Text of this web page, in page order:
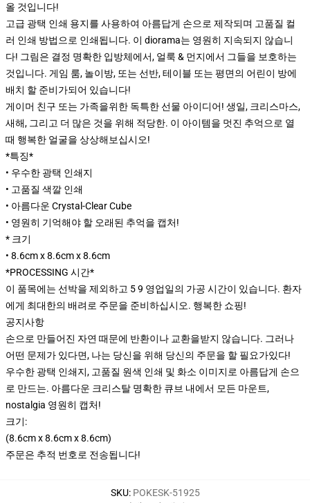
올 것입니다!
고급 광택 인쇄 용지를 사용하여 아름답게 손으로 제작되며 고품질 컬
러 인쇄 방법으로 인쇄됩니다. 이 diorama는 영원히 지속되지 않습니
다! 그림은 결정 명확한 입방체에서, 얼룩 & 먼지에서 그들을 보호하는
것입니다. 게임 룸, 놀이방, 또는 선반, 테이블 또는 평면의 어린이 방에
배치 할 준비가되어 있습니다!
게이머 친구 또는 가족을위한 독특한 선물 아이디어! 생일, 크리스마스,
새해, 그리고 더 많은 것을 위해 적당한. 이 아이템을 멋진 추억으로 열
때 행복한 얼굴을 상상해보십시오!
*특징*
• 우수한 광택 인쇄지
• 고품질 색깔 인쇄
• 아름다운 Crystal-Clear Cube
• 영원히 기억해야 할 오래된 추억을 캡처!
* 크기
• 8.6cm x 8.6cm x 8.6cm
*PROCESSING 시간*
이 품목에는 선박을 제외하고 5 9 영업일의 가공 시간이 있습니다. 환자
에게 최대한의 배려로 주문을 준비하십시오. 행복한 쇼핑!
공지사항
손으로 만들어진 자연 때문에 반환이나 교환을받지 않습니다. 그러나
어떤 문제가 있다면, 나는 당신을 위해 당신의 주문을 할 필요가있다!
우수한 광택 인쇄지, 고품질 원색 인쇄 및 화소 이미지로 아름답게 손으
로 만드는. 아름다운 크리스탈 명확한 큐브 내에서 모든 마운트,
nostalgia 영원히 캡처!
크기:
(8.6cm x 8.6cm x 8.6cm)
주문은 추적 번호로 전송됩니다!
SKU: POKESK-51925